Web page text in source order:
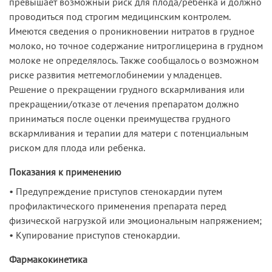
проводиться под строгим медицинским контролем.
Имеются сведения о проникновении нитратов в грудное
молоко, но точное содержание нитроглицерина в грудном
молоке не определялось. Также сообщалось о возможном
риске развития метгемоглобинемии у младенцев.
Решение о прекращении грудного вскармливания или
прекращении/отказе от лечения препаратом должно
приниматься после оценки преимущества грудного
вскармливания и терапии для матери с потенциальным
риском для плода или ребенка.
Показания к применению
• Предупреждение приступов стенокардии путем
профилактического применения препарата перед
физической нагрузкой или эмоциональным напряжением;
• Купирование приступов стенокардии.
Фармакокинетика